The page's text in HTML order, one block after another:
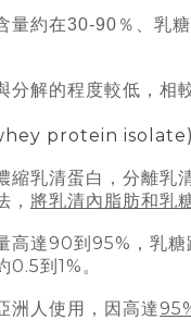
量約在30-90 ％、乳
分解的程度較低，相
protein isolate)
縮乳清蛋白，分離乳
， 將乳清內脂肪和乳
高達90到 95% ，乳
0.5到 1% 。
洲人使用，因高達